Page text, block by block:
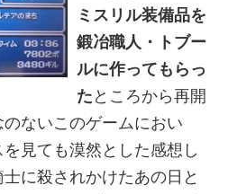
ミスリル装備品を
鍛冶職人・トブー
ルに作ってもらっ
た ところから再開
ないこのゲームにおい
見ても漠然とした感想し
に殺されかけたあの日と